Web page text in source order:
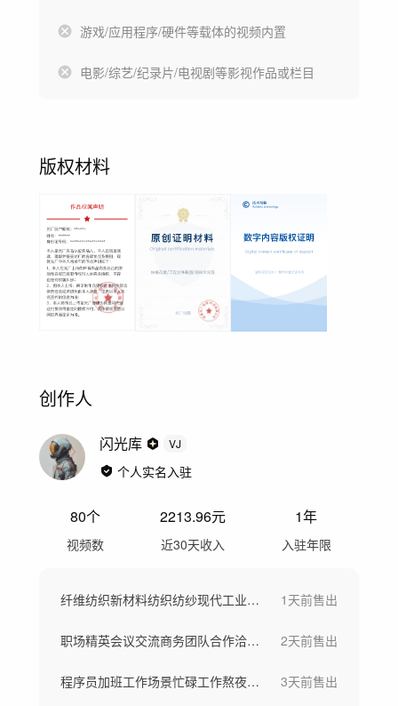
游戏/应用程序/硬件等载体的视频内置
电影/综艺/纪录片/电视剧等影视作品或栏目
版权材料
创作人
闪光库 VJ
个人实名入驻
80个
视频数
2213.96元
近30天收入
1年
入驻年限
纤维纺织新材料纺织纺纱现代工业车间工厂 1天前售出
职场精英会议交流商务团队合作洽谈团队欢呼 2天前售出
程序员加班工作场景忙碌工作熬夜写代码 3天前售出